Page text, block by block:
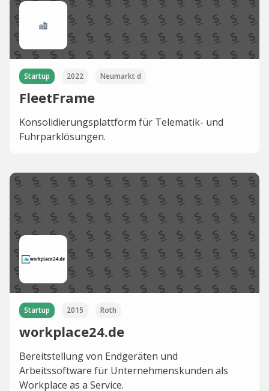
Startup 2022 Neumarkt d
FleetFrame
Konsolidierungsplattform für Telematik- und
Fuhrparklösungen.
Startup 2015 Roth
workplace24.de
Bereitstellung von Endgeräten und
Arbeitssoftware für Unternehmenskunden als
Workplace as a Service.